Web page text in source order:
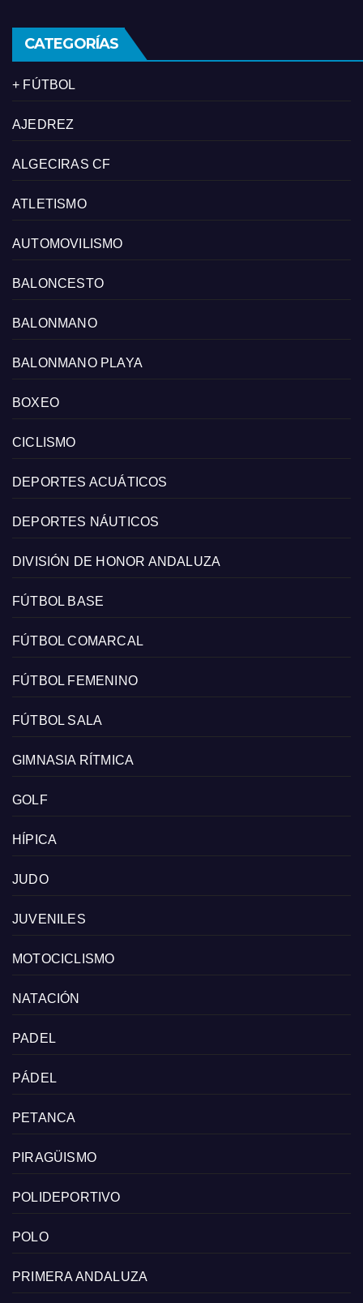
CATEGORÍAS
+ FÚTBOL
AJEDREZ
ALGECIRAS CF
ATLETISMO
AUTOMOVILISMO
BALONCESTO
BALONMANO
BALONMANO PLAYA
BOXEO
CICLISMO
DEPORTES ACUÁTICOS
DEPORTES NÁUTICOS
DIVISIÓN DE HONOR ANDALUZA
FÚTBOL BASE
FÚTBOL COMARCAL
FÚTBOL FEMENINO
FÚTBOL SALA
GIMNASIA RÍTMICA
GOLF
HÍPICA
JUDO
JUVENILES
MOTOCICLISMO
NATACIÓN
PADEL
PÁDEL
PETANCA
PIRAGÜISMO
POLIDEPORTIVO
POLO
PRIMERA ANDALUZA